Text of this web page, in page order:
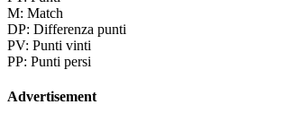
M: Match
DP: Differenza punti
PV: Punti vinti
PP: Punti persi
Advertisement